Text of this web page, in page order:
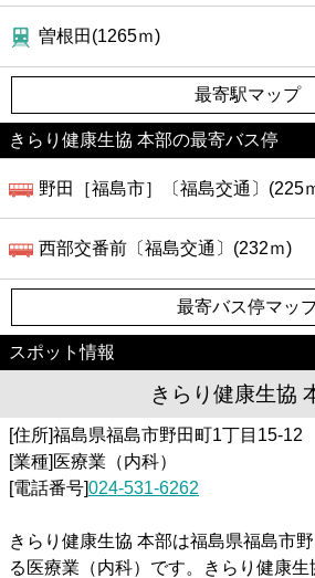
曽根田(1265ｍ)
最寄駅マップ
きらり健康生協 本部の最寄バス停
野田［福島市］〔福島交通〕(225
西部交番前〔福島交通〕(232ｍ)
最寄バス停マッ
スポット情報
きらり健康生協
[住所]福島県福島市野田町1丁目15-12
[業種]医療業（内科）
[電話番号]024-531-6262
きらり健康生協 本部は福島県福島市
る医療業（内科）です。きらり健康